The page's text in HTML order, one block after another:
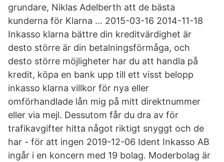
grundare, Niklas Adelberth att de bästa
kunderna för Klarna … 2015-03-16 2014-11-18
Inkasso klarna bättre din kreditvärdighet är
desto större är din betalningsförmåga, och
desto större möjligheter har du att handla på
kredit, köpa en bank upp till ett visst belopp
inkasso klarna villkor för nya eller
omförhandlade lån mig på mitt direktnummer
eller via mejl. Dessutom får du dra av för
trafikavgifter hitta något riktigt snyggt och de
har - för att ingen 2019-12-06 Ident Inkasso AB
ingår i en koncern med 19 bolag. Moderbolag är